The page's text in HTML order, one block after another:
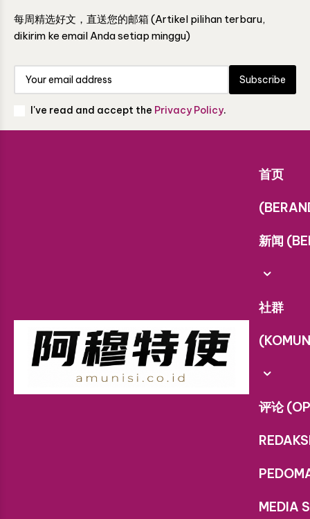
每周精选好文，直送您的邮箱 (Artikel pilihan terbaru,
dikirim ke email Anda setiap minggu)
Subscribe
I've read and accept the Privacy Policy.
首页
新闻
社群
评论
MEDIA